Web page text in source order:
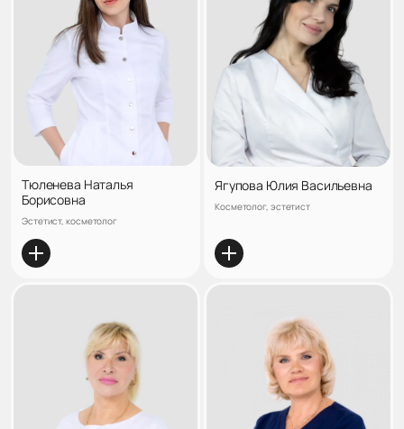
Тюленева Наталья
Борисовна
Эстетист, косметолог
Ягупова Юлия Васильевна
Косметолог, эстетист